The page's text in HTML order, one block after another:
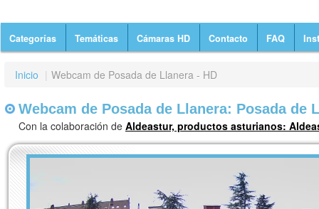
Categorías Temáticas Cámaras HD Contacto FAQ
Inicio | Webcam de Posada de Llanera - HD
Webcam de Posada de Llanera: Posada de
Con la colaboración de Aldeastur, productos asturianos: